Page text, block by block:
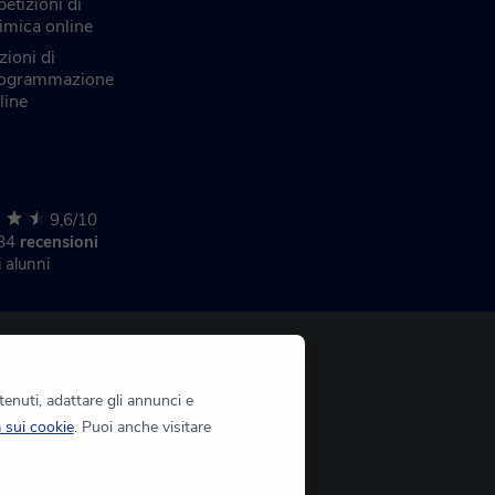
online
di
9,6/10
recensioni
alunni
adattare gli annunci e
sui cookie. Puoi anche visitare